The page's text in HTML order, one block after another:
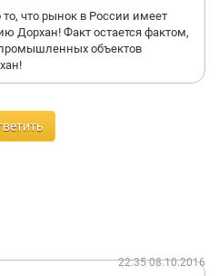
что рынок в России имеет
Дорхан! Факт остается фактом,
объектов
22:35 08.10.2016